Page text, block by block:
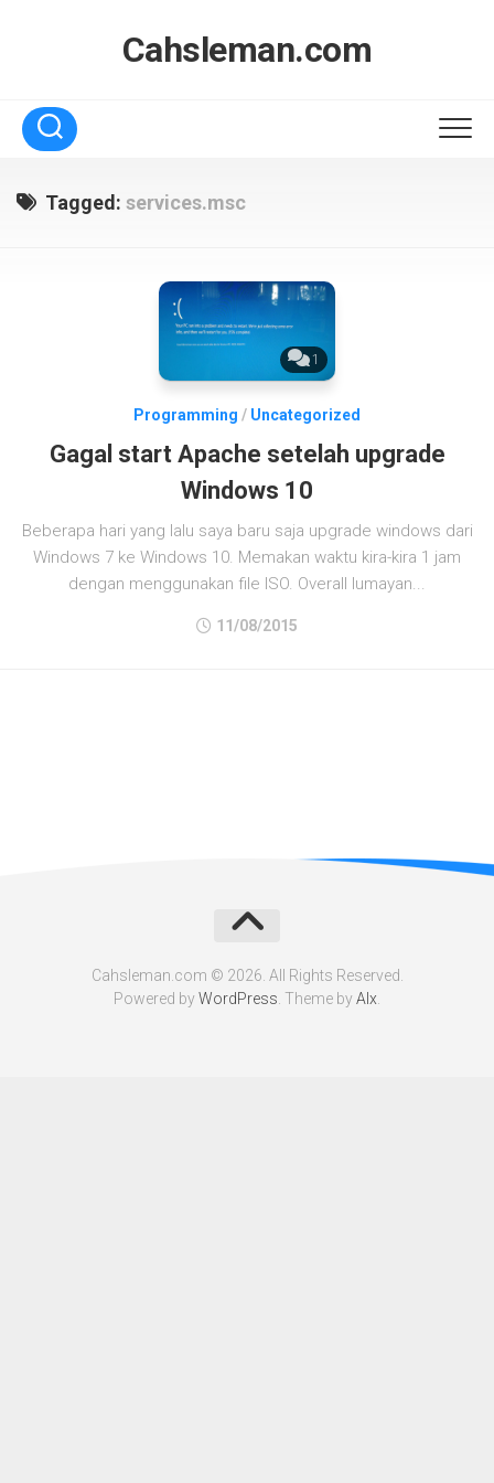
Cahsleman.com
Tagged: services.msc
1
Programming / Uncategorized
Gagal start Apache setelah upgrade
Windows 10
Beberapa hari yang lalu saya baru saja upgrade windows dari
Windows 7 ke Windows 10. Memakan waktu kira-kira 1 jam
dengan menggunakan file ISO. Overall lumayan...
11/08/2015
Cahsleman.com © 2026. All Rights Reserved.
Powered byWordPress . Theme byAlx